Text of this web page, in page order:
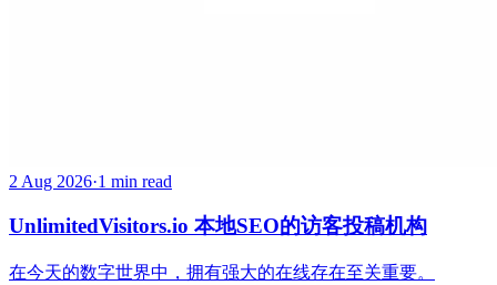
2 Aug 2026·1 min read
UnlimitedVisitors.io 本地SEO的访客投稿机构
在今天的数字世界中，拥有强大的在线存在至关重要。